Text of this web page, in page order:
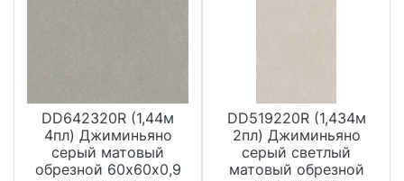
DD642320R (1,44м
4пл) Джиминьяно
серый матовый
обрезной 60х60x0,9
DD519220R (1,434м
2пл) Джиминьяно
серый светлый
матовый обрезной